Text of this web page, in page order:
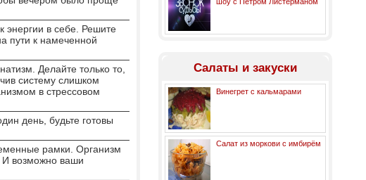
энергии в себе. Решите
пути к намеченной
Делайте только то,
систему слишком
в стрессовом
день, будьте готовы
рамки. Организм
И возможно ваши
Салаты и закуски
Винегрет с кальмарами
Салат из моркови с имбирём